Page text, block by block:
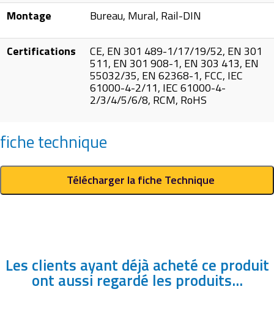
Montage Bureau, Mural, Rail-DIN
Certifications CE, EN 301 489-1/17/19/52, EN 301
511, EN 301 908-1, EN 303 413, EN
55032/35, EN 62368-1, FCC, IEC
61000-4-2/11, IEC 61000-4-
2/3/4/5/6/8, RCM, RoHS
fiche technique
Télécharger la fiche Technique
Les clients ayant déjà acheté ce produit
ont aussi regardé les produits...